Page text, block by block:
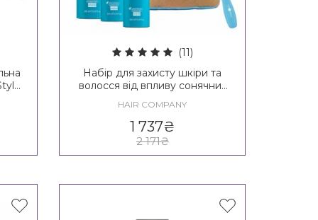
(11)
Набір для захисту шкіри та
волосся від впливу сонячних
Your Summer Beauty Box
HAIR COMPANY
1 737₴
2 171₴